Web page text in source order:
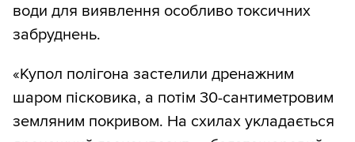
води для виявлення особливо токсичних
забруднень.
«Купол полігона застелили дренажним
шаром пісковика, а потім 30-сантиметровим
земляним покривом. На схилах укладається